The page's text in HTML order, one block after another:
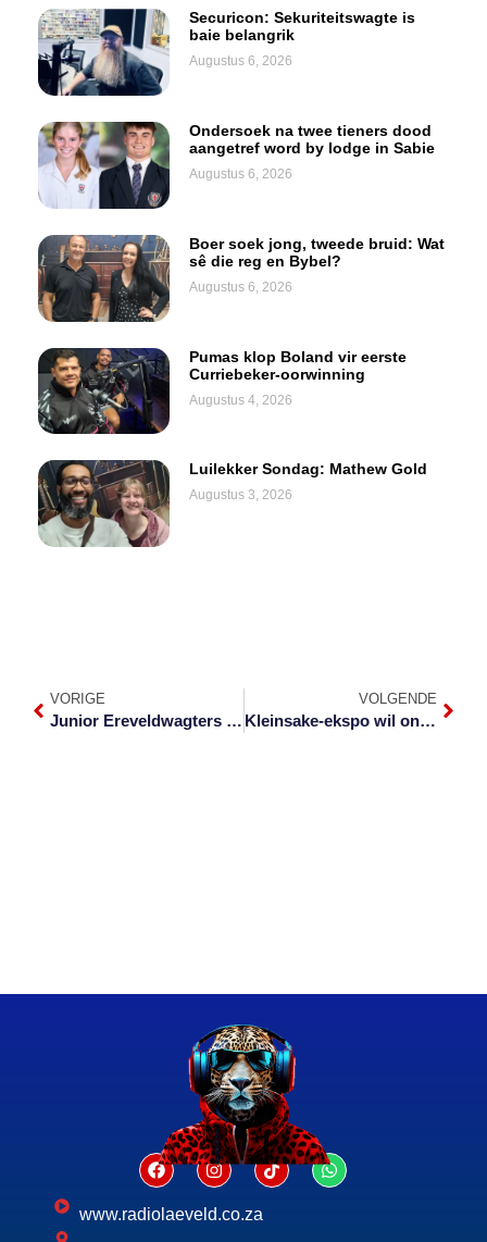
Securicon: Sekuriteitswagte is
baie belangrik
Augustus 6, 2026
Ondersoek na twee tieners dood
aangetref word by lodge in Sabie
Augustus 6, 2026
Boer soek jong, tweede bruid: Wat
sê die reg en Bybel?
Augustus 6, 2026
Pumas klop Boland vir eerste
Curriebeker-oorwinning
Augustus 4, 2026
Luilekker Sondag: Mathew Gold
Augustus 3, 2026
VORIGE
Junior Ereveldwagters nou weer in die Laeveld
VOLGENDE
Kleinsake-ekspo wil ondernemings na volgende vlak neem
www.radiolaeveld.co.za